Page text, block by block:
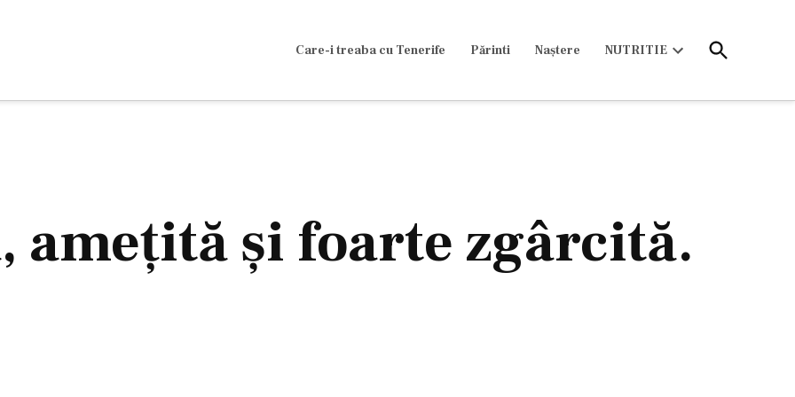
Care-i treaba cu Tenerife Părinti Naștere NUTRITIE
Open
Search
amețită și foarte zgârcită.